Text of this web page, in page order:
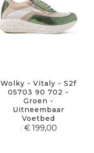
Wolky - Vitaly - S2f
05703 90 702 -
Groen -
Uitneembaar
Voetbed
€ 199,00